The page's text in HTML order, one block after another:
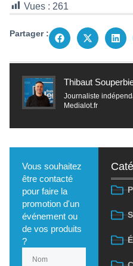
Vues : 261
Partager :
Thibaut
Journaliste
Medialot.fr
Vous souhaitez
être contacté
pour faire la
promotion d'un
événement ou
de vos produits
?